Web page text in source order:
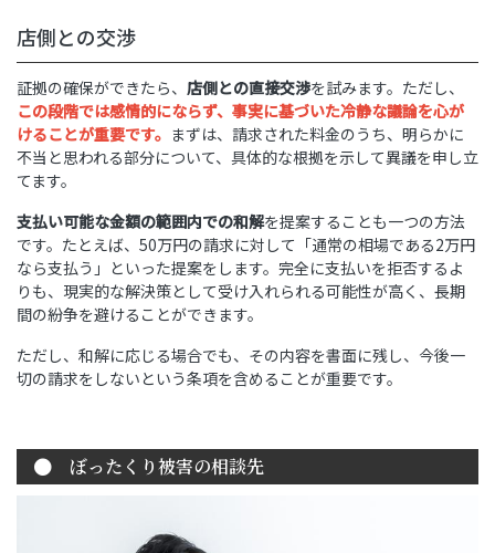
店側との交渉
証拠の確保ができたら、 店側との直接交渉を試みます。ただし、
この段階では感情的にならず、事実に基づいた冷静な議論を心が
けることが重要です。 まずは、請求された料金のうち、明らかに
不当と思われる部分について、具体的な根拠を示して異議を申し立
てます。
支払い可能な金額の範囲内での和解を提案することも一つの方法
です。たとえば、50万円の請求に対して「通常の相場である2万円
なら支払う」といった提案をします。完全に支払いを拒否するよ
りも、現実的な解決策として受け入れられる可能性が高く、長期
間の紛争を避けることができます。
ただし、和解に応じる場合でも、その内容を書面に残し、今後一
切の請求をしないという条項を含めることが重要です。
ぼったくり被害の相談先